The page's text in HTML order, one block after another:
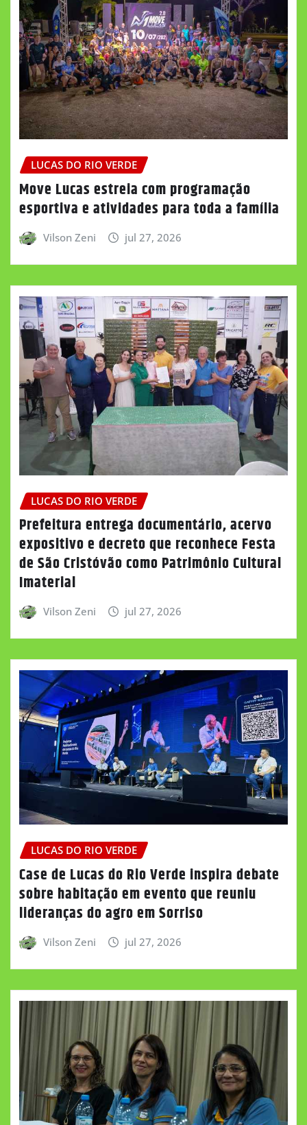
LUCAS DO RIO VERDE
Move Lucas estreia com programação
esportiva e atividades para toda a família
Vilson Zeni jul 27, 2026
LUCAS DO RIO VERDE
Prefeitura entrega documentário, acervo
expositivo e decreto que reconhece Festa
de São Cristóvão como Patrimônio Cultural
Imaterial
Vilson Zeni jul 27, 2026
LUCAS DO RIO VERDE
Case de Lucas do Rio Verde inspira debate
sobre habitação em evento que reuniu
lideranças do agro em Sorriso
Vilson Zeni jul 27, 2026